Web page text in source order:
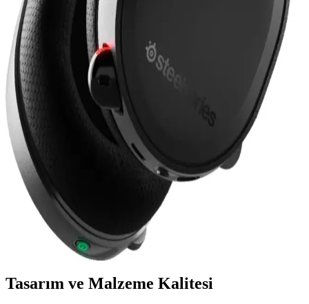
Corsair Void RGB Elite USB Carbon, yüksek kaliteli ses, konfor ve
özelleştirilebilir RGB aydınlatma ile oyun ve müzik deneyimini
artıran profesyonel kulaklık. Dayanıklı yapısı ve mikrofon
özellikleriyle öne çıkar.
Kulaklık Yedek Parçaları Seçimi ve Kullanımı:
Kalite ve Uyumun Önemi
Gelişen teknolojiyle kulaklıkların yedek parçaları, performansı
korumak ve ömrü uzatmak için kritik öneme sahiptir. Uygun ve
kaliteli parçalarla kulaklığınızı yenileyin.
SteelSeries Arctis 7: Yüksek Performanslı Kablosuz
Oyun Kulaklığı Özellikleri ve Avantajları
SteelSeries Arctis 7, yüksek kaliteli ses, uzun pil ömrü ve çok
platform uyumluluğu ile öne çıkan kablosuz oyun kulaklığıdır.
Profesyonel ve günlük kullanım için ideal, detaylı ses ve konfor
Tasarım ve Malzeme Kalitesi